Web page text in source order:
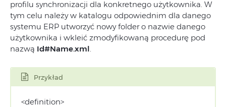
profilu synchronizacji dla konkretnego użytkownika. W
tym celu należy w katalogu odpowiednim dla danego
systemu ERP utworzyć nowy folder o nazwie danego
użytkownika i wkleić zmodyfikowaną procedurę pod
nazwą Id#Name.xml.
Przykład
<definition>